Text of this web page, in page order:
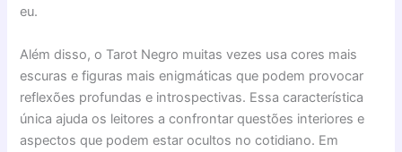
eu.
Além disso, o Tarot Negro muitas vezes usa cores mais
escuras e figuras mais enigmáticas que podem provocar
reflexões profundas e introspectivas. Essa característica
única ajuda os leitores a confrontar questões interiores e
aspectos que podem estar ocultos no cotidiano. Em